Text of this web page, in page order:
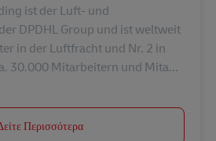
ist der Luft- und
DPDHL Group und ist weltweit
in der Luftfracht und Nr. 2 in
30.000 Mitarbeitern und Mita...
Περισσότερα